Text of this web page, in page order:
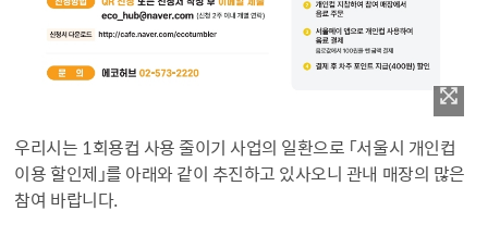
우리시는 1회용컵 사용 줄이기 사업의 일환으로 「서울시 개인컵
이용 할인제」를 아래와 같이 추진하고 있사오니 관내 매장의 많은
참여 바랍니다.